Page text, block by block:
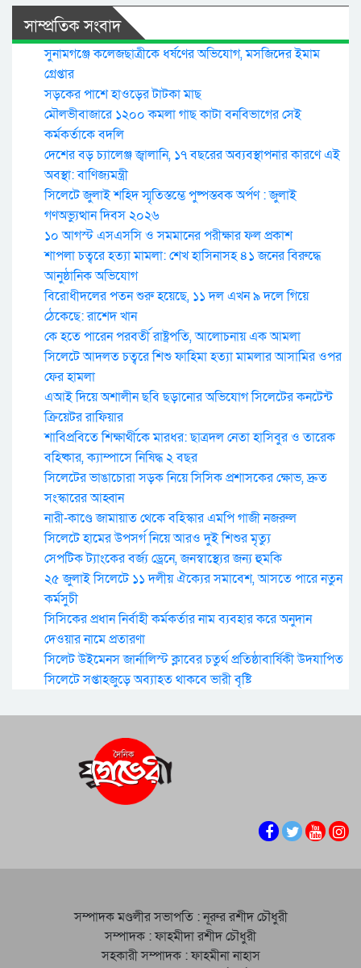
সাম্প্রতিক সংবাদ
সুনামগঞ্জে কলেজছাত্রীকে ধর্ষণের অভিযোগ, মসজিদের ইমাম
গ্রেপ্তার
সড়কের পাশে হাওড়ের টাটকা মাছ
মৌলভীবাজারে ১২০০ কমলা গাছ কাটা বনবিভাগের সেই
কর্মকর্তাকে বদলি
দেশের বড় চ্যালেঞ্জ জ্বালানি, ১৭ বছরের অব্যবস্থাপনার কারণে এই
অবস্থা: বাণিজ্যমন্ত্রী
সিলেটে জুলাই শহিদ স্মৃতিস্তম্ভে পুষ্পস্তবক অর্পণ : জুলাই
গণঅভ্যুত্থান দিবস ২০২৬
১০ আগস্ট এসএসসি ও সমমানের পরীক্ষার ফল প্রকাশ
শাপলা চত্বরে হত্যা মামলা: শেখ হাসিনাসহ ৪১ জনের বিরুদ্ধে
আনুষ্ঠানিক অভিযোগ
বিরোধীদলের পতন শুরু হয়েছে, ১১ দল এখন ৯ দলে গিয়ে
ঠেকেছে: রাশেদ খান
কে হতে পারেন পরবর্তী রাষ্ট্রপতি, আলোচনায় এক আমলা
সিলেটে আদলত চত্বরে শিশু ফাহিমা হত্যা মামলার আসামির ওপর
ফের হামলা
এআই দিয়ে অশালীন ছবি ছড়ানোর অভিযোগ সিলেটের কনটেন্ট
ক্রিয়েটর রাফিয়ার
শাবিপ্রবিতে শিক্ষার্থীকে মারধর: ছাত্রদল নেতা হাসিবুর ও তারেক
বহিষ্কার, ক্যাম্পাসে নিষিদ্ধ ২ বছর
সিলেটের ভাঙাচোরা সড়ক নিয়ে সিসিক প্রশাসকের ক্ষোভ, দ্রুত
সংস্কারের আহ্বান
নারী-কাণ্ডে জামায়াত থেকে বহিস্কার এমপি গাজী নজরুল
সিলেটে হামের উপসর্গ নিয়ে আরও দুই শিশুর মৃত্যু
সেপটিক ট্যাংকের বর্জ্য ড্রেনে, জনস্বাস্থ্যের জন্য হুমকি
২৫ জুলাই সিলেটে ১১ দলীয় ঐক্যের সমাবেশ, আসতে পারে নতুন
কর্মসুচী
সিসিকের প্রধান নির্বাহী কর্মকর্তার নাম ব্যবহার করে অনুদান
দেওয়ার নামে প্রতারণা
সিলেট উইমেনস জার্নালিস্ট ক্লাবের চতুর্থ প্রতিষ্ঠাবার্ষিকী উদযাপিত
সিলেটে সপ্তাহজুড়ে অব্যাহত থাকবে ভারী বৃষ্টি
সম্পাদক মণ্ডলীর সভাপতি : নূরুর রশীদ চৌধুরী
সম্পাদক : ফাহমীদা রশীদ চৌধুরী
সহকারী সম্পাদক : ফাহমীনা নাহাস